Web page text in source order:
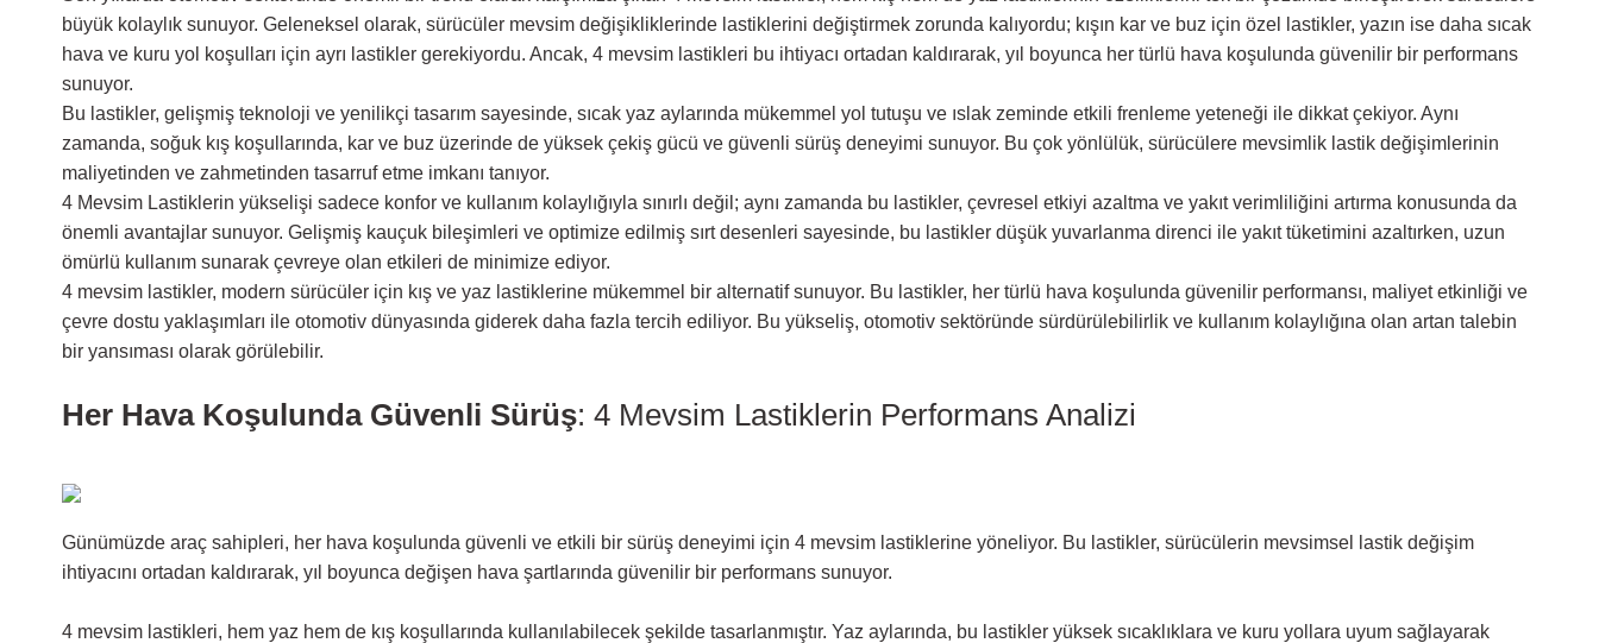
büyük kolaylık sunuyor. Geleneksel olarak, sürücüler mevsim değişikliklerinde lastiklerini değiştirmek zorunda kalıyordu; kışın kar ve buz için özel lastikler, yazın ise daha sıcak
hava ve kuru yol koşulları için ayrı lastikler gerekiyordu. Ancak, 4 mevsim lastikleri bu ihtiyacı ortadan kaldırarak, yıl boyunca her türlü hava koşulunda güvenilir bir performans
sunuyor.
Bu lastikler, gelişmiş teknoloji ve yenilikçi tasarım sayesinde, sıcak yaz aylarında mükemmel yol tutuşu ve ıslak zeminde etkili frenleme yeteneği ile dikkat çekiyor. Aynı
zamanda, soğuk kış koşullarında, kar ve buz üzerinde de yüksek çekiş gücü ve güvenli sürüş deneyimi sunuyor. Bu çok yönlülük, sürücülere mevsimlik lastik değişimlerinin
maliyetinden ve zahmetinden tasarruf etme imkanı tanıyor.
4 Mevsim Lastiklerin yükselişi sadece konfor ve kullanım kolaylığıyla sınırlı değil; aynı zamanda bu lastikler, çevresel etkiyi azaltma ve yakıt verimliliğini artırma konusunda da
önemli avantajlar sunuyor. Gelişmiş kauçuk bileşimleri ve optimize edilmiş sırt desenleri sayesinde, bu lastikler düşük yuvarlanma direnci ile yakıt tüketimini azaltırken, uzun
ömürlü kullanım sunarak çevreye olan etkileri de minimize ediyor.
4 mevsim lastikler, modern sürücüler için kış ve yaz lastiklerine mükemmel bir alternatif sunuyor. Bu lastikler, her türlü hava koşulunda güvenilir performansı, maliyet etkinliği ve
çevre dostu yaklaşımları ile otomotiv dünyasında giderek daha fazla tercih ediliyor. Bu yükseliş, otomotiv sektöründe sürdürülebilirlik ve kullanım kolaylığına olan artan talebin
bir yansıması olarak görülebilir.
Her Hava Koşulunda Güvenli Sürüş: 4 Mevsim Lastiklerin Performans Analizi
Günümüzde araç sahipleri, her hava koşulunda güvenli ve etkili bir sürüş deneyimi için 4 mevsim lastiklerine yöneliyor. Bu lastikler, sürücülerin mevsimsel lastik değişim
ihtiyacını ortadan kaldırarak, yıl boyunca değişen hava şartlarında güvenilir bir performans sunuyor.
4 mevsim lastikleri, hem yaz hem de kış koşullarında kullanılabilecek şekilde tasarlanmıştır. Yaz aylarında, bu lastikler yüksek sıcaklıklara ve kuru yollara uyum sağlayarak